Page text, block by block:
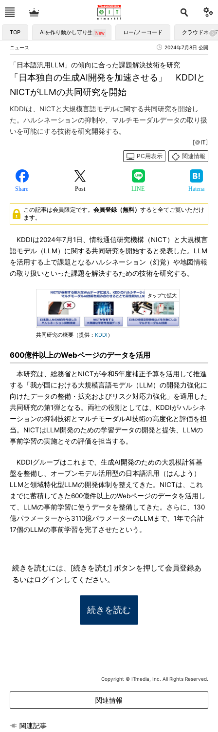
TOP AIを作り動かし守り生かす ロー/ノーコード クラウドネイ
ニュース 2024年7月8日 公開
「日本独自の生成AI開発を加速させる」 KDDIと
NICTがLLMの共同研究を開始
「日本語汎用LLM」の傾向に合った課題解決技術を研究
KDDIは、NICTと大規模言語モデルに関する共同研究を開始し
た。ハルシネーションの抑制や、マルチモーダルデータの取り扱
いを可能にする技術を研究開発する。
[＠IT]
PC用表示
関連情報
Share Post LINE Hatena
この記事は会員限定です。 会員登録（無料） すると全てご覧いただけ
ます。
KDDIは2024年7月1日、情報通信研究機構（NICT）と大規模言
語モデル（LLM）に関する共同研究を開始すると発表した。LLM
を活用する上で課題となるハルシネーション（幻覚）や地図情報
の取り扱いといった課題を解決するための技術を研究する。
共同研究の概要（提供： KDDI）
600億件以上のWebページのデータを活用
本研究は、総務省とNICTが令和5年度補正予算を活用して推進
する「我が国における大規模言語モデル（LLM）の開発力強化に
向けたデータの整備・拡充およびリスク対応力強化」を適用した
共同研究の第1弾となる。両社の役割としては、KDDIがハルシネ
ーションの抑制技術とマルチモーダルAI技術の高度化と評価を担
当。NICTはLLM開発のための学習データの開発と提供、LLMの
事前学習の実施とその評価を担当する。
KDDIグループはこれまで、生成AI開発のための大規模計算基
盤を整備し、オープンモデル活用型の日本語汎用（はんよう）
LLMと領域特化型LLMの開発体制を整えてきた。NICTは、これ
までに蓄積してきた600億件以上のWebページのデータを活用し
て、LLMの事前学習に使うデータを整備してきた。さらに、130
億パラメーターから3110億パラメーターのLLMまで、1年で合計
17個のLLMの事前学習を完了させたという。
続きを読むには、[続きを読む] ボタンを押して会員登録あ
るいはログインしてください。
続きを読む
Copyright © ITmedia, Inc. All Rights Reserved.
関連情報
関連記事